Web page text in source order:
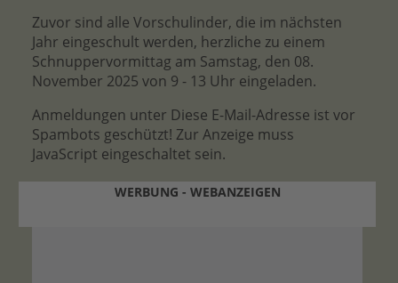
Zuvor sind alle Vorschulinder, die im nächsten
Jahr eingeschult werden, herzliche zu einem
Schnuppervormittag am Samstag, den 08.
November 2025 von 9 - 13 Uhr eingeladen.
Anmeldungen unter Diese E-Mail-Adresse ist vor
Spambots geschützt! Zur Anzeige muss
JavaScript eingeschaltet sein.
WERBUNG - WEBANZEIGEN